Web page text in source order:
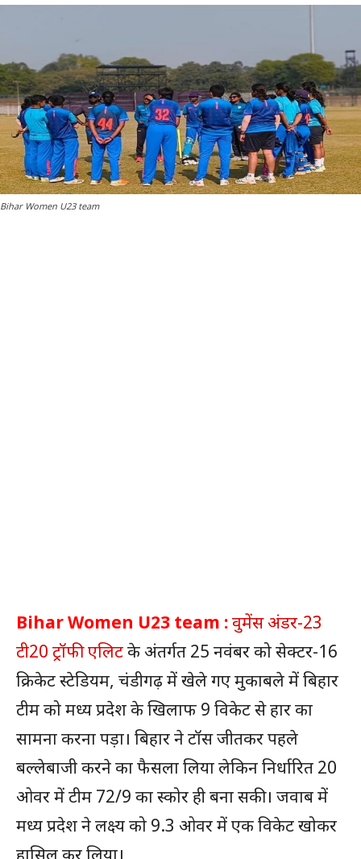
Bihar Women U23 team
Bihar Women U23 team :वुमेंस अंडर-23
टी20 ट्रॉफी एलिटके अंतर्गत 25 नवंबर को सेक्टर-16
क्रिकेट स्टेडियम, चंडीगढ़ में खेले गए मुकाबले में बिहार
टीम को मध्य प्रदेश के खिलाफ 9 विकेट से हार का
सामना करना पड़ा। बिहार ने टॉस जीतकर पहले
बल्लेबाजी करने का फैसला लिया लेकिन निर्धारित 20
ओवर में टीम 72/9 का स्कोर ही बना सकी। जवाब में
मध्य प्रदेश ने लक्ष्य को 9.3 ओवर में एक विकेट खोकर
हासिल कर लिया।